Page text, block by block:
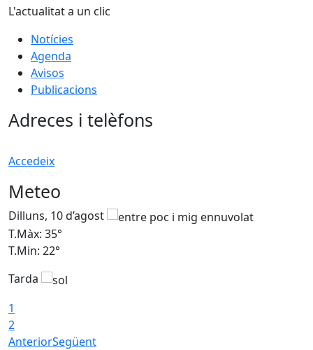
L'actualitat a un clic
Notícies
Agenda
Avisos
Publicacions
Adreces i telèfons
Accedeix
Meteo
Dilluns, 10 d’agost
T.Màx: 35°
T.Min: 22°
Tarda
1
2
AnteriorSegüent